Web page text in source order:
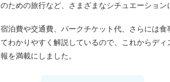
のための旅行など、さまざまなシチュエーション
宿泊費や交通費、パークチケット代、さらには
てわかりやすく解説しているので、これからデ
報を満載にしました。